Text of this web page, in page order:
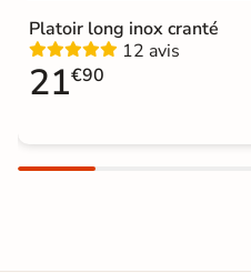
Platoir long inox cranté
12 avis
21€90